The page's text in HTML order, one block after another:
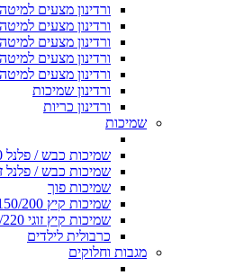
ורדינון מצעים למיטה
ורדינון מצעים למיטה
ורדינון מצעים למיטה
ורדינון מצעים למיטה זוגית
ורדינון מצעים למיטה
ורדינון שמיכות
ורדינון כריות
שמיכות
שמיכות כבש / פלנל 150/200
שמיכות כבש / פלנל זוגי
שמיכות פוך
שמיכות קיץ 150/200
שמיכות קיץ זוגי 200/220
כרבולית לילדים
מגבות וחלוקים